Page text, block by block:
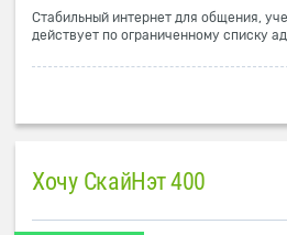
Стабильный интернет для общения,
действует по ограниченному списку
Хочу СкайНэт 400